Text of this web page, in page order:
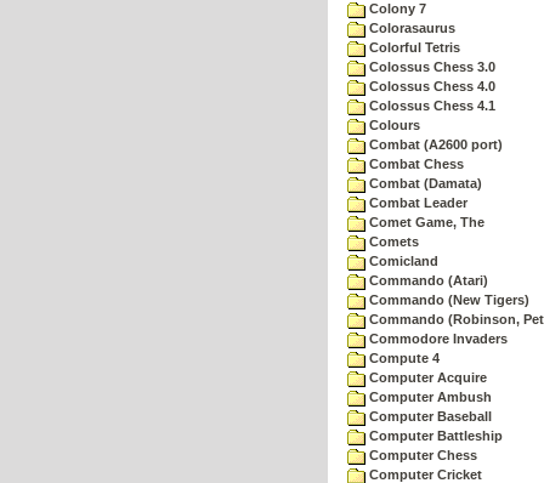
Colony 7
Colorasaurus
Colorful Tetris
Colossus Chess 3.0
Colossus Chess 4.0
Colossus Chess 4.1
Colours
Combat (A2600 port)
Combat Chess
Combat (Damata)
Combat Leader
Comet Game, The
Comets
Comicland
Commando (Atari)
Commando (New Tigers)
Commando (Robinson,
Commodore Invaders
Compute 4
Computer Acquire
Computer Ambush
Computer Baseball
Computer Battleship
Computer Chess
Computer Cricket